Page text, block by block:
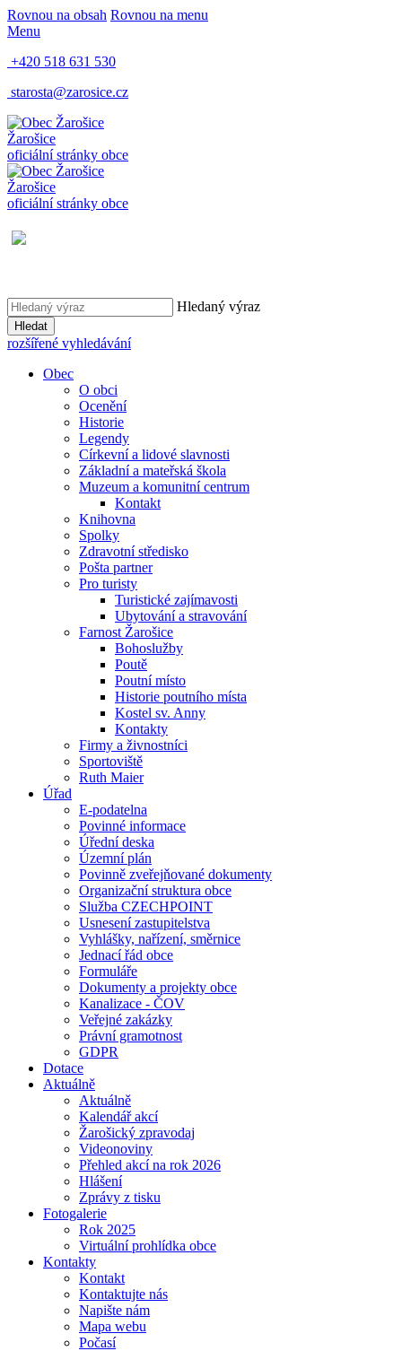
Rovnou na obsah Rovnou na menu
Menu
+420 518 631 530
starosta@zarosice.cz
Žarošice
oficiální stránky obce
Žarošice
oficiální stránky obce
Hledaný výraz
Hledat
rozšířené vyhledávání
Obec
O obci
Ocenění
Historie
Legendy
Církevní a lidové slavnosti
Základní a mateřská škola
Muzeum a komunitní centrum
Kontakt
Knihovna
Spolky
Zdravotní středisko
Pošta partner
Pro turisty
Turistické zajímavosti
Ubytování a stravování
Farnost Žarošice
Bohoslužby
Poutě
Poutní místo
Historie poutního místa
Kostel sv. Anny
Kontakty
Firmy a živnostníci
Sportoviště
Ruth Maier
Úřad
E-podatelna
Povinné informace
Úřední deska
Územní plán
Povinně zveřejňované dokumenty
Organizační struktura obce
Služba CZECHPOINT
Usnesení zastupitelstva
Vyhlášky, nařízení, směrnice
Jednací řád obce
Formuláře
Dokumenty a projekty obce
Kanalizace - ČOV
Veřejné zakázky
Právní gramotnost
GDPR
Dotace
Aktuálně
Aktuálně
Kalendář akcí
Žarošický zpravodaj
Videonoviny
Přehled akcí na rok 2026
Hlášení
Zprávy z tisku
Fotogalerie
Rok 2025
Virtuální prohlídka obce
Kontakty
Kontakt
Kontaktujte nás
Napište nám
Mapa webu
Počasí